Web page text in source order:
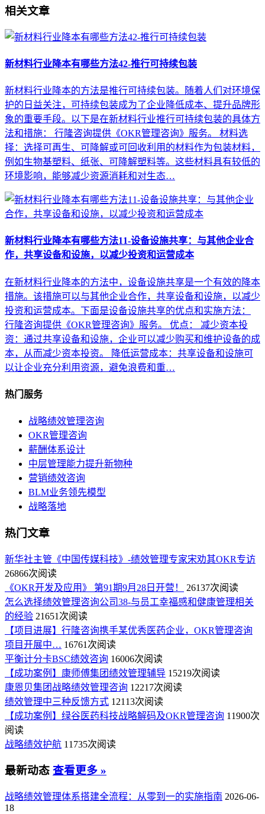
相关文章
新材料行业降本有哪些方法42-推行可持续包装
新材料行业降本的方法是推行可持续包装。随着人们对环境保
护的日益关注，可持续包装成为了企业降低成本、提升品牌形
象的重要手段。以下是在新材料行业推行可持续包装的具体方
法和措施： 行隆咨询提供《OKR管理咨询》服务。 材料选
择：选择可再生、可降解或可回收利用的材料作为包装材料，
例如生物基塑料、纸张、可降解塑料等。这些材料具有较低的
环境影响，能够减少资源消耗和对生态…
新材料行业降本有哪些方法11-设备设施共享：与其他企业合
作，共享设备和设施，以减少投资和运营成本
在新材料行业降本的方法中，设备设施共享是一个有效的降本
措施。该措施可以与其他企业合作，共享设备和设施，以减少
投资和运营成本。下面是设备设施共享的优点和实施方法：
行隆咨询提供《OKR管理咨询》服务。 优点： 减少资本投
资：通过共享设备和设施，企业可以减少购买和维护设备的成
本，从而减少资本投资。 降低运营成本：共享设备和设施可
以让企业充分利用资源，避免浪费和重…
热门服务
战略绩效管理咨询
OKR管理咨询
薪酬体系设计
中层管理能力提升新物种
营销绩效咨询
BLM业务领先模型
战略落地
热门文章
新华社主管《中国传媒科技》-绩效管理专家宋劝其OKR专访
26866次阅读
《OKR开发及应用》 第91期9月28日开营！
26137次阅读
怎么选择绩效管理咨询公司38-与员工幸福感和健康管理相关
的经验 21651次阅读
【项目进展】行隆咨询携手某优秀医药企业，OKR管理咨询
项目开展中… 16761次阅读
平衡计分卡BSC绩效咨询 16006次阅读
【成功案例】康师傅集团绩效管理辅导 15219次阅读
康恩贝集团战略绩效管理咨询 12217次阅读
绩效管理中三种反馈方式 12113次阅读
【成功案例】绿谷医药科技战略解码及OKR管理咨询 11900次
阅读
战略绩效护航 11735次阅读
最新动态 查看更多 »
战略绩效管理体系搭建全流程：从零到一的实施指南 2026-06-
18